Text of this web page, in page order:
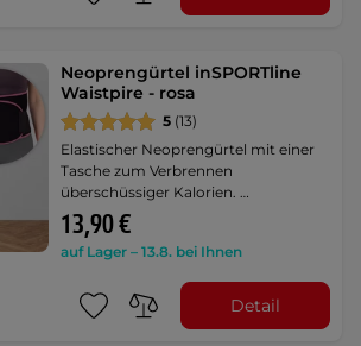
Neoprengürtel inSPORTline
Waistpire - rosa
5 (13)
Elastischer Neoprengürtel mit einer
Tasche zum Verbrennen
überschüssiger Kalorien. …
13,90 €
auf Lager – 13.8. bei Ihnen
Detail